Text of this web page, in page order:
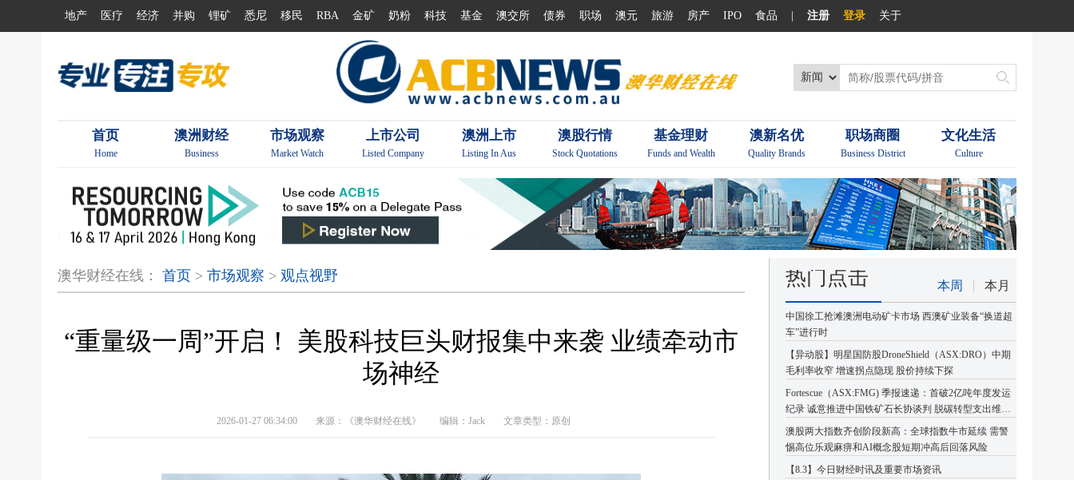
地产 医疗 经济 并购 锂矿 悉尼 移民 RBA 金矿 奶粉 科技 基金 澳交所 债券 职场 澳元 旅游 房产 IPO 食品 注册 登录 关于
首页
Home
澳洲财经
Business
市场观察
Market Watch
上市公司
Listed Company
澳洲上市
Listing In Aus
澳股行情
Stock Quotations
基金理财
Funds and Wealth
澳新名优
Quality Brands
职场商圈
Business District
文化生活
Culture
澳华财经在线： 首页 > 市场观察 > 观点视野
“重量级一周”开启！ 美股科技巨头财报集中来袭 业绩牵动市
场神经
2026-01-27 06:34:00 来源：《澳华财经在线》 编辑：Jack 文章类型：原创
热门点击 本周 本月
中国徐工抢滩澳洲电动矿卡市场 西澳矿业装备“换道超
车”进行时
【异动股】明星国防股DroneShield（ASX:DRO）中期
毛利率收窄 增速拐点隐现 股价持续下探
Fortescue（ASX:FMG) 季报速递：首破2亿吨年度发运
纪录 诚意推进中国铁矿石长协谈判 脱碳转型支出维持
高位
澳股两大指数齐创阶段新高：全球指数牛市延续 需警
惕高位乐观麻痹和AI概念股短期冲高后回落风险
【8.3】今日财经时讯及重要市场资讯